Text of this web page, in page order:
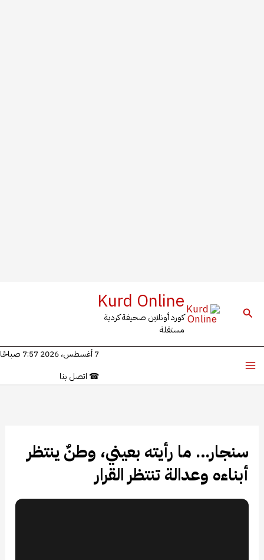
البحث Kurd Online
كورد أونلاين صحيفة كردية
مستقلة
7 أغسطس، 2026 7:57 صباحًا
☎ اتصل بنا
سنجار… ما رأيته بعيني، وطنٌ ينتظر
أبناءه وعدالة تنتظر القرار